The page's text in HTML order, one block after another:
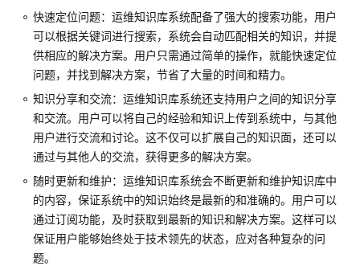
韧
性
支
柱
安
全
支
柱
性
能
快速定位问题：运维知识库系统配备了强大的搜索功能，用户
可以根据关键词进行搜索，系统会自动匹配相关的知识，并提
供相应的解决方案。用户只需通过简单的操作，就能快速定位
问题，并找到解决方案，节省了大量的时间和精力。
知识分享和交流：运维知识库系统还支持用户之间的知识分享
和交流。用户可以将自己的经验和知识上传到系统中，与其他
用户进行交流和讨论。这不仅可以扩展自己的知识面，还可以
通过与其他人的交流，获得更多的解决方案。
随时更新和维护：运维知识库系统会不断更新和维护知识库中
的内容，保证系统中的知识始终是最新的和准确的。用户可以
通过订阅功能，及时获取到最新的知识和解决方案。这样可以
保证用户能够始终处于技术领先的状态，应对各种复杂的问
题。